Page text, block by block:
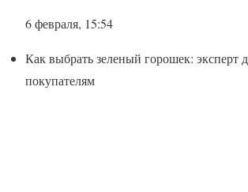
6 февраля, 15:54
Как выбрать зеленый горошек: эксперт
покупателям